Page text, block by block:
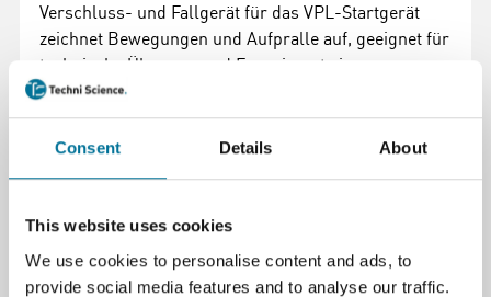
Consent Details About
This website uses cookies
We use cookies to personalise content and ads, to
provide social media features and to analyse our traffic.
Verschluss- und Fallgerät für das VPL-Startgerät
zeichnet Bewegungen und Aufpralle auf, geeignet für
technische Übungen und Experimente im
Zusammenhang mit Physik.
Weiterlesen
Artikelnummer: 100141
113,12 € inkl. MwSt.